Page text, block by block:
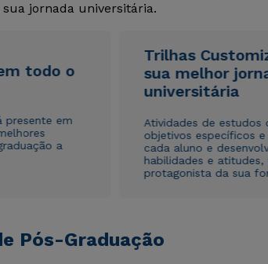
jornada universitária.
todo o
presente em
a
Trilhas
sua melhor
universitária
Atividades de estudos
objetivos específicos
cada aluno e
habilidades e
protagonista da sua
Pós-Graduação
Estou de acordo
autorizo que
envio de
Estou de acordo
autorizo que
envio de